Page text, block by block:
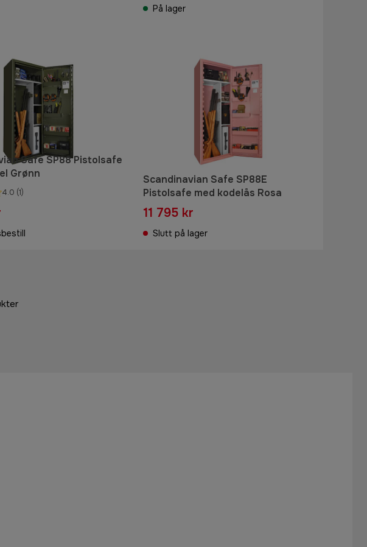
På lager
Safe SP88 Pistolsafe
Grønn
4.0 (1)
Scandinavian Safe SP88E
Pistolsafe med kodelås Rosa
11 795 kr
Slutt på lager